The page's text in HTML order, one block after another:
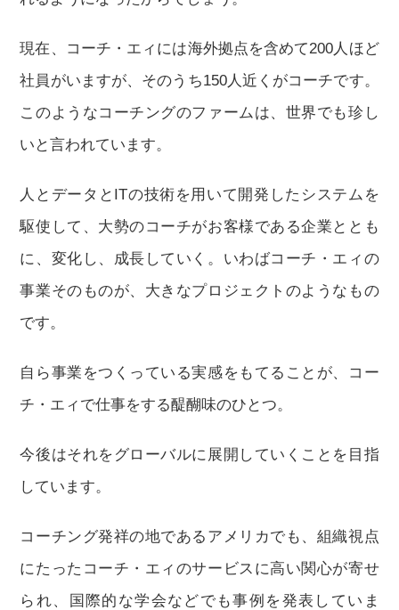
現在、コーチ・エィには海外拠点を含めて200人ほど
社員がいますが、そのうち150人近くがコーチです。
このようなコーチングのファームは、世界でも珍し
いと言われています。
人とデータとITの技術を用いて開発したシステムを
駆使して、大勢のコーチがお客様である企業ととも
に、変化し、成長していく。いわばコーチ・エィの
事業そのものが、大きなプロジェクトのようなもの
です。
自ら事業をつくっている実感をもてることが、コー
チ・エィで仕事をする醍醐味のひとつ。
今後はそれをグローバルに展開していくことを目指
しています。
コーチング発祥の地であるアメリカでも、組織視点
にたったコーチ・エィのサービスに高い関心が寄せ
られ、国際的な学会などでも事例を発表していま